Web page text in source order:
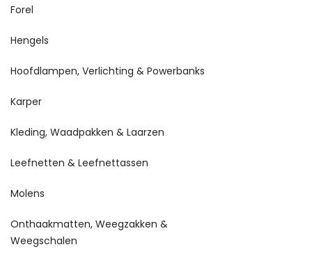
Forel
Hengels
Hoofdlampen, Verlichting & Powerbanks
Karper
Kleding, Waadpakken & Laarzen
Leefnetten & Leefnettassen
Molens
Onthaakmatten, Weegzakken &
Weegschalen